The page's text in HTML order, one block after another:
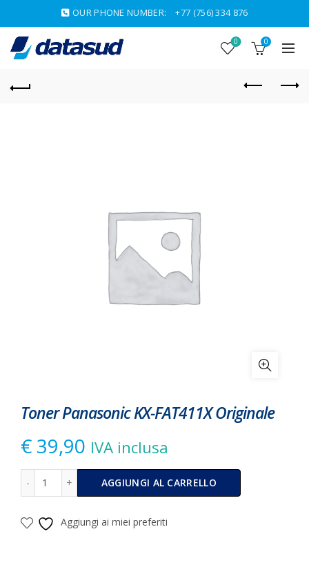
OUR PHONE NUMBER: +77 (756) 334 876
0 0
Toner Panasonic KX-FAT411X Originale
€ 39,90 IVA inclusa
Toner Panasonic KX-FAT411X Originale quantità
AGGIUNGI AL CARRELLO
Alternative:
Aggiungi ai miei preferiti